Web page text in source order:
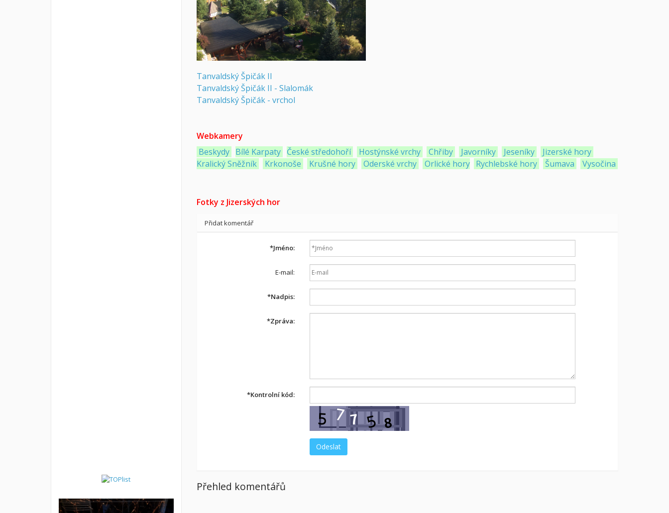
Tanvaldský Špičák II
Tanvaldský Špičák II - Slalomák
Tanvaldský Špičák - vrchol
Webkamery
Beskydy
Bílé Karpaty České středohoří Hostýnské vrchy Chřiby Javorníky Jeseníky
Jizerské hory
Kralický Sněžník
Krkonoše Krušné hory Oderské vrchy Orlické hory Rychlebské hory Šumava Vysočina
Fotky z Jizerských hor
Přidat komentář
*Jméno:
E-mail:
*Nadpis:
*Zpráva:
*Kontrolní kód:
Přehled komentářů